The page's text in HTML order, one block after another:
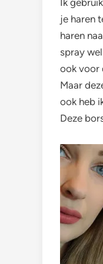
je haren
haren
spray
ook voor
Maar
ook heb
Deze